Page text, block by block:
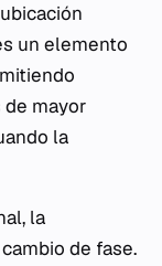
un elemento
de mayor
la
la
de fase.